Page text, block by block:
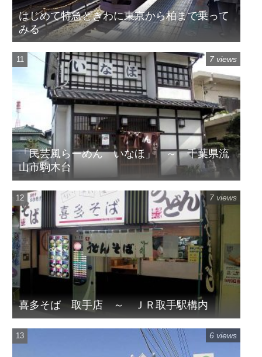
はじめて特急ときわに東京から柏まで乗って
みる
「民芸風らーめん いなほ」 ～ 千葉県流
山市駒木台
7 views
喜多そば 取手店 ～ ＪＲ取手駅構内
7 views
6 views